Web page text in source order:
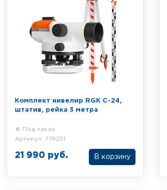
Комплект нивелир RGK C-24,
штатив, рейка 3 метра
Под заказ
Артикул: 778251
21 990 руб. В корзину